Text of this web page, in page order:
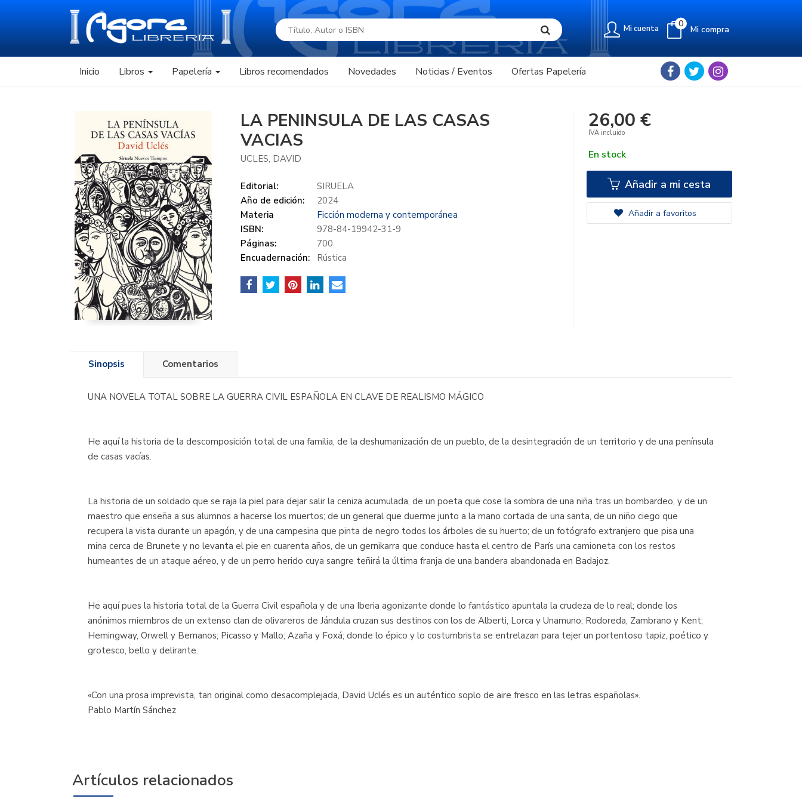
Mi cuenta Mi compra
0
Inicio Libros Papelería Libros recomendados Novedades Noticias / Eventos Ofertas Papelería
LA PENINSULA DE LAS CASAS
VACIAS
UCLES, DAVID
Editorial:
SIRUELA
Año de edición:
2024
Materia
Ficción moderna y contemporánea
ISBN:
978-84-19942-31-9
Páginas:
700
Encuadernación:
Rústica
26,00 €
IVA incluido
En stock
Añadir a mi cesta
Añadir a favoritos
Sinopsis Comentarios
UNA NOVELA TOTAL SOBRE LA GUERRA CIVIL ESPAÑOLA EN CLAVE DE REALISMO MÁGICO
He aquí la historia de la descomposición total de una familia, de la deshumanización de un pueblo, de la desintegración de un territorio y de una península
de casas vacías.
La historia de un soldado que se raja la piel para dejar salir la ceniza acumulada, de un poeta que cose la sombra de una niña tras un bombardeo, y de un
maestro que enseña a sus alumnos a hacerse los muertos; de un general que duerme junto a la mano cortada de una santa, de un niño ciego que
recupera la vista durante un apagón, y de una campesina que pinta de negro todos los árboles de su huerto; de un fotógrafo extranjero que pisa una
mina cerca de Brunete y no levanta el pie en cuarenta años, de un gernikarra que conduce hasta el centro de París una camioneta con los restos
humeantes de un ataque aéreo, y de un perro herido cuya sangre teñirá la última franja de una bandera abandonada en Badajoz.
He aquí pues la historia total de la Guerra Civil española y de una Iberia agonizante donde lo fantástico apuntala la crudeza de lo real; donde los
anónimos miembros de un extenso clan de olivareros de Jándula cruzan sus destinos con los de Alberti, Lorca y Unamuno; Rodoreda, Zambrano y Kent;
Hemingway, Orwell y Bernanos; Picasso y Mallo; Azaña y Foxá; donde lo épico y lo costumbrista se entrelazan para tejer un portentoso tapiz, poético y
grotesco, bello y delirante.
«Con una prosa imprevista, tan original como desacomplejada, David Uclés es un auténtico soplo de aire fresco en las letras españolas».
Pablo Martín Sánchez
Artículos relacionados